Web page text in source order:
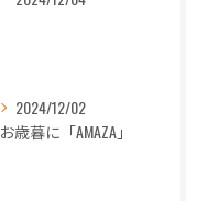
2024/12/02
お歳暮に「AMAZA」